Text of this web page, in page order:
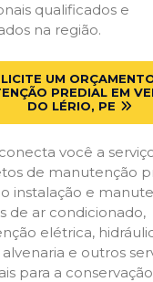
qualificados e
na região.
UM
PREDIAL EM
DO LÉRIO, PE
você a
de manutenção
instalação e
de ar condicionado,
elétrica,
e outros
para a